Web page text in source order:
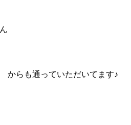
からも通っていただいてます♪